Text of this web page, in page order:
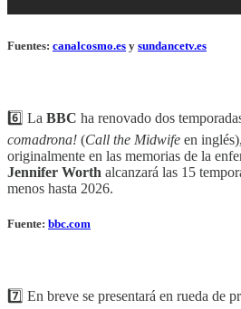
Fuentes: canalcosmo.es y sundancetv.es
6️⃣ La BBC ha renovado dos
comadrona! (Call the Midwife en
originalmente en las memorias de la
Jennifer Worth alcanzará las 15
menos hasta 2026.
Fuente: bbc.com
7️⃣ En breve se presentará en rueda de